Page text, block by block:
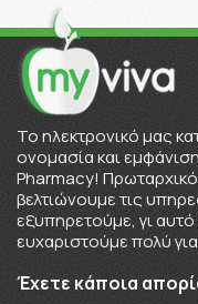
To ηλεκτρονικό μας
ονομασία και
Pharmacy!
βελτιώνουμε τις
εξυπηρετούμε, γι
ευχαριστούμε πολύ
Έχετε κάποια